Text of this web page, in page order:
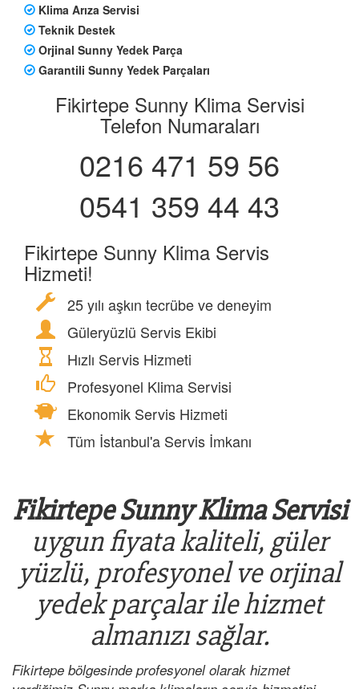
Klima Arıza Servisi
Teknik Destek
Orjinal Sunny Yedek Parça
Garantili Sunny Yedek Parçaları
Fikirtepe Sunny Klima Servisi
Telefon Numaraları
0216 471 59 56
0541 359 44 43
Fikirtepe Sunny Klima Servis
Hizmeti!
25 yılı aşkın tecrübe ve deneyim
Güleryüzlü Servis Ekibi
Hızlı Servis Hizmeti
Profesyonel Klima Servisi
Ekonomik Servis Hizmeti
Tüm İstanbul'a Servis İmkanı
Fikirtepe Sunny Klima Servisi
uygun fiyata kaliteli, güler
yüzlü, profesyonel ve orjinal
yedek parçalar ile hizmet
almanızı sağlar.
Fikirtepe bölgesinde profesyonel olarak hizmet